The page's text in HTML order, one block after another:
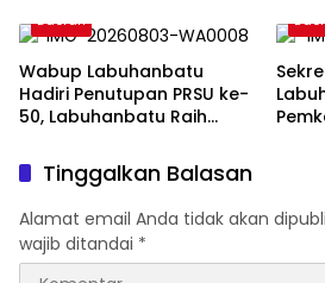
Putih
Daerah
Wabup Labuhanbatu
Hadiri Penutupan PRSU ke-
50, Labuhanbatu Raih
Tinggalkan Balasan
Alamat email Anda tidak akan
wajib ditandai *